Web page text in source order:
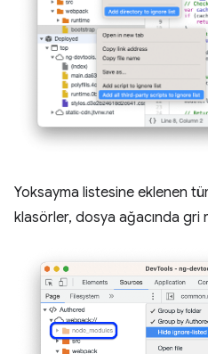
Yoksayma listesine eklenen
klasörler, dosya ağacında gri